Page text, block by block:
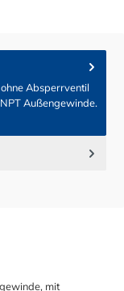
Absperrventil
Außengewinde.